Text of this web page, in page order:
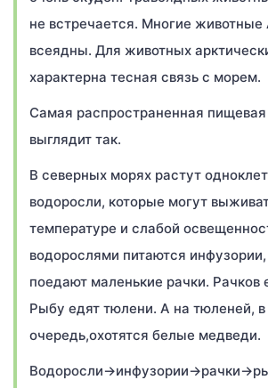
не встречается. Многие животные
всеядны. Для животных
характерна тесная связь с морем.
Самая распространенная
выглядит так.
В северных морях растут
водоросли, которые могут
температуре и слабой
водорослями питаются
поедают маленькие рачки. Рачков
Рыбу едят тюлени. А на тюленей,
очередь,охотятся белые медведи.